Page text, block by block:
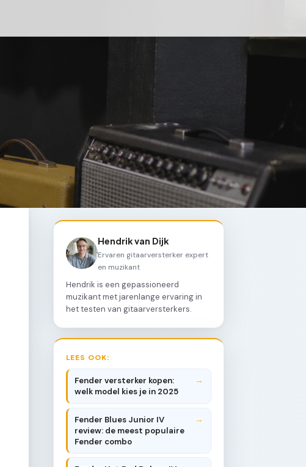
Hendrik van Dijk
Ervaren gitaarversterker expert
en muzikant
Hendrik is een gepassioneerd
muzikant met jarenlange ervaring in
het testen van gitaarversterkers.
LEES OOK:
Fender versterker kopen:
welk model kies je in 2025
Fender Blues Junior IV
review: de meest populaire
Fender combo